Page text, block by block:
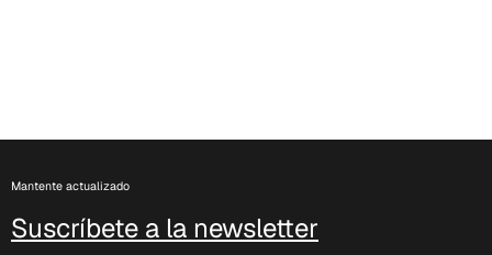
C 388
Mantente actualizado
Suscríbete a la newsletter